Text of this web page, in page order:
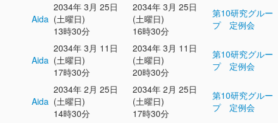
Aida
2034年 3月 25日
(土曜日)
13時30分
2034年 3月 25日
(土曜日)
16時30分
第10研究グルー
プ 定例会
Aida
2034年 3月 11日
(土曜日)
17時30分
2034年 3月 11日
(土曜日)
20時30分
第10研究グルー
プ 定例会
Aida
2034年 2月 25日
(土曜日)
14時30分
2034年 2月 25日
(土曜日)
17時30分
第10研究グルー
プ 定例会